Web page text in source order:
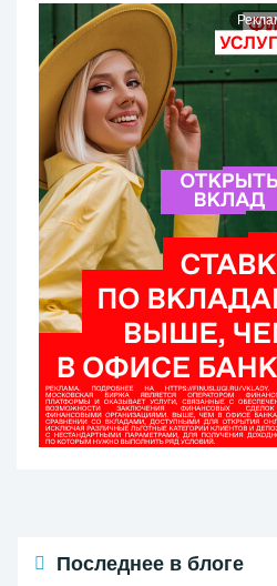
Последнее в блоге